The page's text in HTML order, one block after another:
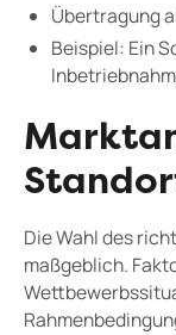
Übertragung
Beispiel: Ein
Die Wahl des
maßgeblich.